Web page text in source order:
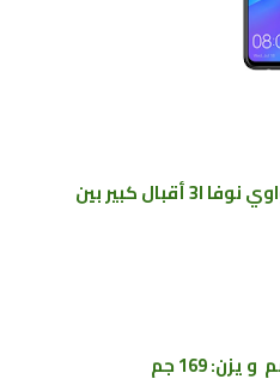
متابعي عالم الهواتف الذكية تحية طيبة و اهلا ز سهلا بكم ، يشهد هاتف هواوي نوفا 3I أقبال كبير بين